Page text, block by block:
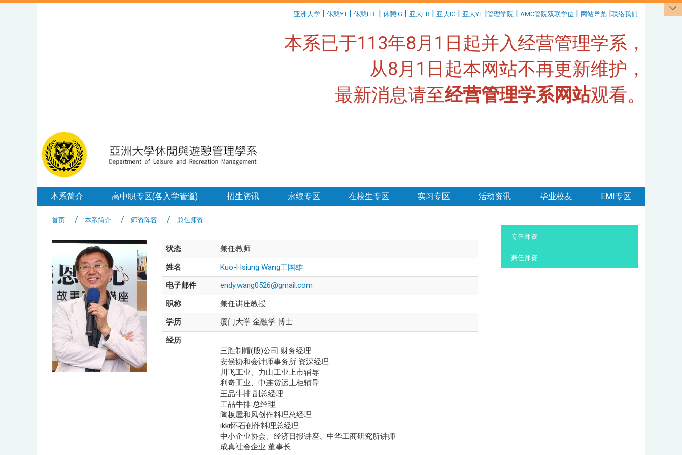
亚洲大学 | 休憩YT | 休憩FB | 休憩IG | 亚大FB | 亚大IG | 亚大YT |管理学院 | AMC管院双联学位 | 网站导览 |联络我们
本系已于113年8月1日起并入经营管理学系，
从8月1日起本网站不再更新维护，
最新消息请至经营管理学系网站观看。
本系简介 高中职专区(各入学管道) 招生资讯 永续专区 在校生专区 实习专区 活动资讯 毕业校友 EMI专区
首页 本系简介 师资阵容 兼任师资
状态
兼任教师
姓名
Kuo-Hsiung Wang王国雄
电子邮件
endy.wang0526@gmail.com
职称
兼任讲座教授
学历
厦门大学 金融学 博士
经历
三胜制帽(股)公司 财务经理
安侯协和会计师事务所 资深经理
川飞工业、力山工业上市辅导
利奇工业、中连货运上柜辅导
王品牛排 副总经理
王品牛排 总经理
陶板屋和风创作料理总经理
ikki怀石创作料理总经理
中小企业协会、经济日报讲座、中华工商研究所讲师
成真社会企业 董事长
专任师资
兼任师资